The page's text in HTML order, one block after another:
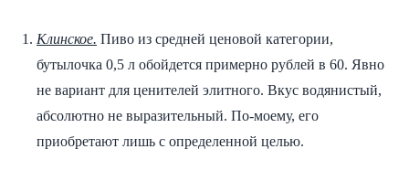
Клинское. Пиво из средней ценовой категории,
бутылочка 0,5 л обойдется примерно рублей в 60. Явно
не вариант для ценителей элитного. Вкус водянистый,
абсолютно не выразительный. По-моему, его
приобретают лишь с определенной целью.